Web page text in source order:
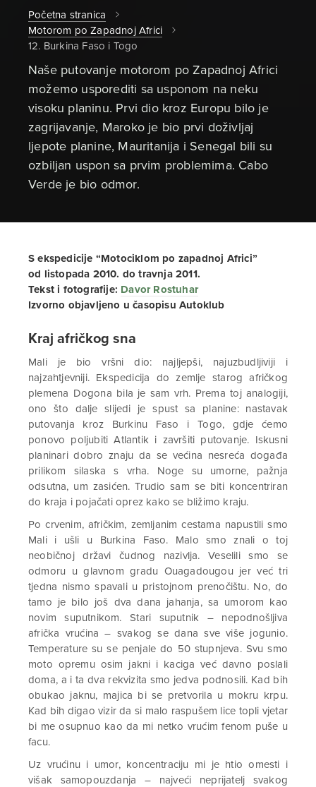
Početna stranica
Motorom po Zapadnoj Africi
12. Burkina Faso i Togo
Naše putovanje motorom po Zapadnoj Africi
možemo usporediti sa usponom na neku
visoku planinu. Prvi dio kroz Europu bilo je
zagrijavanje, Maroko je bio prvi doživljaj
ljepote planine, Mauritanija i Senegal bili su
ozbiljan uspon sa prvim problemima. Cabo
Verde je bio odmor.
S ekspedicije “Motociklom po zapadnoj Africi”
od listopada 2010. do travnja 2011.
Tekst i fotografije: Davor Rostuhar
Izvorno objavljeno u časopisu Autoklub
Kraj afričkog sna
Mali je bio vršni dio: najljepši, najuzbudljiviji i
najzahtjevniji. Ekspedicija do zemlje starog afričkog
plemena Dogona bila je sam vrh. Prema toj analogiji,
ono što dalje slijedi je spust sa planine: nastavak
putovanja kroz Burkinu Faso i Togo, gdje ćemo
ponovo poljubiti Atlantik i završiti putovanje. Iskusni
planinari dobro znaju da se većina nesreća događa
prilikom silaska s vrha. Noge su umorne, pažnja
odsutna, um zasićen. Trudio sam se biti koncentriran
do kraja i pojačati oprez kako se bližimo kraju.
Po crvenim, afričkim, zemljanim cestama napustili smo
Mali i ušli u Burkina Faso. Malo smo znali o toj
neobičnoj državi čudnog nazivlja. Veselili smo se
odmoru u glavnom gradu Ouagadougou jer već tri
tjedna nismo spavali u pristojnom prenočištu. No, do
tamo je bilo još dva dana jahanja, sa umorom kao
novim suputnikom. Stari suputnik – nepodnošljiva
afrička vrućina – svakog se dana sve više jogunio.
Temperature su se penjale do 50 stupnjeva. Svu smo
moto opremu osim jakni i kaciga već davno poslali
doma, a i ta dva rekvizita smo jedva podnosili. Kad bih
obukao jaknu, majica bi se pretvorila u mokru krpu.
Kad bih digao vizir da si malo raspušem lice topli vjetar
bi me osupnuo kao da mi netko vrućim fenom puše u
facu.
Uz vrućinu i umor, koncentraciju mi je htio omesti i
višak samopouzdanja – najveći neprijatelj svakog